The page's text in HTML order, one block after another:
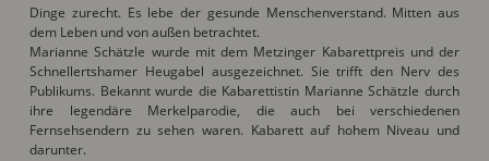
Dinge zurecht. Es lebe der gesunde Menschenverstand. Mitten aus
dem Leben und von außen betrachtet.
Marianne Schätzle wurde mit dem Metzinger Kabarettpreis und der
Schnellertshamer Heugabel ausgezeichnet. Sie trifft den Nerv des
Publikums. Bekannt wurde die Kabarettistin Marianne Schätzle durch
ihre legendäre Merkelparodie, die auch bei verschiedenen
Fernsehsendern zu sehen waren. Kabarett auf hohem Niveau und
darunter.